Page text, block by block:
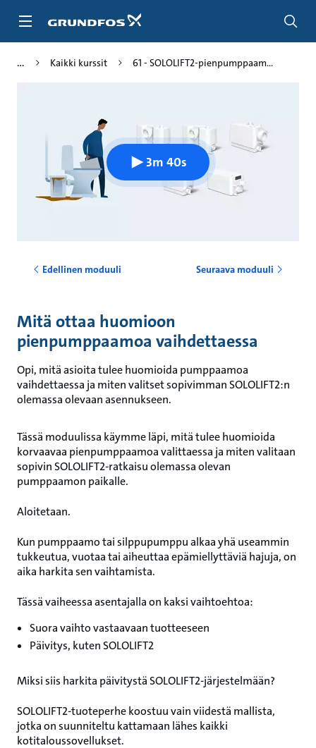
pääsisältöön
Kaikki kurssit 61 - SOLOLIFT2-pienpumppaam...
3m 40s
Edellinen moduuli Seuraava moduuli
Mitä ottaa huomioon
pienpumppaamoa vaihdettaessa
Opi, mitä asioita tulee huomioida pumppaamoa
vaihdettaessa ja miten valitset sopivimman SOLOLIFT2:n
olemassa olevaan asennukseen.
Tässä moduulissa käymme läpi, mitä tulee huomioida
korvaavaa pienpumppaamoa valittaessa ja miten valitaan
sopivin SOLOLIFT2‑ratkaisu olemassa olevan
pumppaamon paikalle.
Aloitetaan.
Kun pumppaamo tai silppupumppu alkaa yhä useammin
tukkeutua, vuotaa tai aiheuttaa epämiellyttäviä hajuja, on
aika harkita sen vaihtamista.
Tässä vaiheessa asentajalla on kaksi vaihtoehtoa:
Suora vaihto vastaavaan tuotteeseen
Päivitys, kuten SOLOLIFT2
Miksi siis harkita päivitystä SOLOLIFT2‑järjestelmään?
SOLOLIFT2‑tuoteperhe koostuu vain viidestä mallista,
jotka on suunniteltu kattamaan lähes kaikki
kotitaloussovellukset.